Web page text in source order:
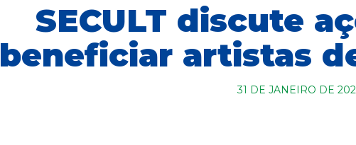
SECULT discute
beneficiar artistas
31 DE JANEIRO DE